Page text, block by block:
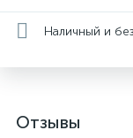
Наличный и
Отзывы